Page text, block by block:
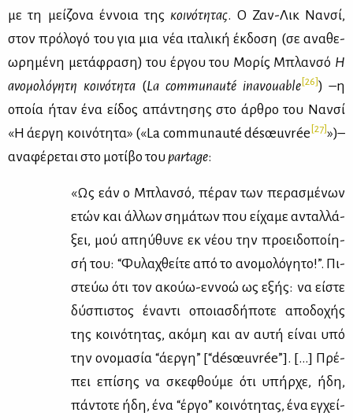
με τη μεί­ζο­να έν­νοια της κοι­νό­τη­τας. O Ζαν-Λικ Nαν­σί,
στον πρό­λο­γό του για μια νέα ιτα­λι­κή έκ­δο­ση (σε ανα­θε­
ω­ρη­μέ­νη με­τά­φρα­ση) του έρ­γου του Μο­ρίς Μπλαν­σό Η
ανο­μο­λό­γη­τη κοι­νό­τη­τα (La communauté inavouable[26]) –η
οποία ήταν ένα εί­δος απά­ντη­σης στο άρ­θρο του Ναν­σί
«H άερ­γη κοι­νό­τη­τα» («La communauté désœuvrée[27]»)–
ανα­φέ­ρε­ται στο μο­τί­βο του partage:
«Ως εάν ο Mπλαν­σό, πέ­ραν των πε­ρα­σμέ­νων
ετών και άλ­λων ση­μά­των που εί­χα­με ανταλ­λά­
ξει, μού απηύ­θυ­νε εκ νέ­ου την προει­δο­ποί­η­
σή του: “Φυ­λα­χθεί­τε από το ανο­μο­λό­γη­το!”. Πι­
στεύω ότι τoν ακούω-εν­νοώ ως εξής: να εί­στε
δύ­σπι­στος ένα­ντι οποιασ­δή­πο­τε απο­δο­χής
της κοι­νό­τη­τας, ακό­μη και αν αυ­τή εί­ναι υπό
την ονο­μα­σία “άερ­γη” [“désœuvrée”]. […] Πρέ­
πει επί­σης να σκε­φθού­με ότι υπήρ­χε, ήδη,
πά­ντο­τε ήδη, ένα “έρ­γο” κοι­νό­τη­τας, ένα εγ­χεί­